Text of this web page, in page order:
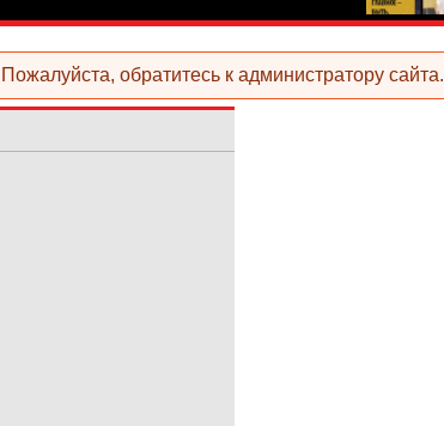
обратитесь к администратору сайта.